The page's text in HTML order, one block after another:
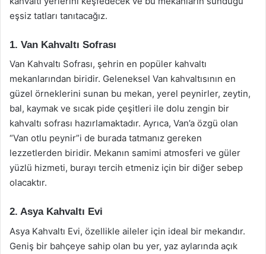
eşsiz tatları tanıtacağız.
1. Van Kahvaltı Sofrası
Van Kahvaltı Sofrası, şehrin en popüler kahvaltı
mekanlarından biridir. Geleneksel Van kahvaltısının en
güzel örneklerini sunan bu mekan, yerel peynirler, zeytin,
bal, kaymak ve sıcak pide çeşitleri ile dolu zengin bir
kahvaltı sofrası hazırlamaktadır. Ayrıca, Van’a özgü olan
“Van otlu peynir”i de burada tatmanız gereken
lezzetlerden biridir. Mekanın samimi atmosferi ve güler
yüzlü hizmeti, burayı tercih etmeniz için bir diğer sebep
olacaktır.
2. Asya Kahvaltı Evi
Asya Kahvaltı Evi, özellikle aileler için ideal bir mekandır.
Geniş bir bahçeye sahip olan bu yer, yaz aylarında açık